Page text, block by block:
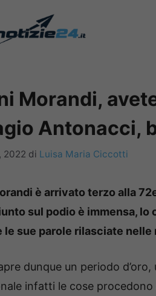
Morandi,
Antonacci,
2022 di Luisa Maria Ciccotti
è arrivato terzo alla
sul podio è immensa,
le sue parole rilasciate
dunque un periodo
infatti le cose